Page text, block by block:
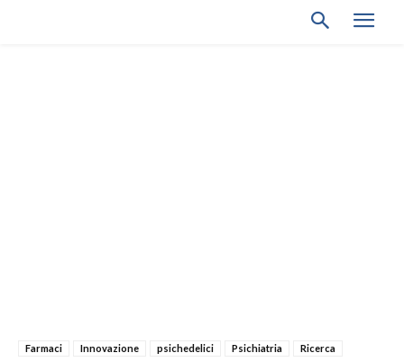
Farmaci Innovazione psichedelici Psichiatria Ricerca